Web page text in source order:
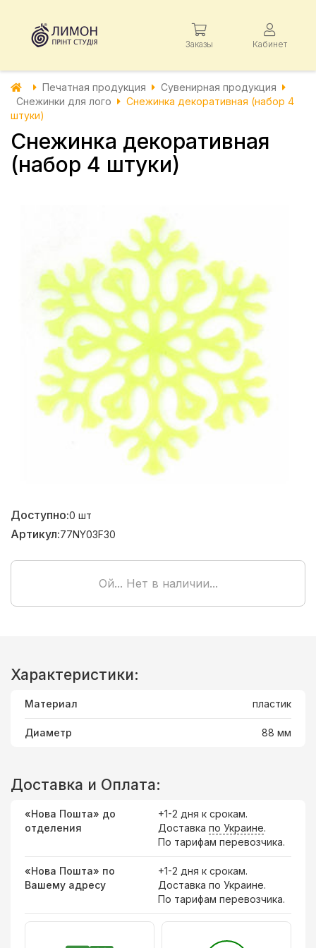
Заказы Кабинет
Печатная продукция
Сувенирная продукция
Снежинки для лого
Снежинка декоративная (набор 4
штуки)
Снежинка декоративная
(набор 4 штуки)
Доступно:0 шт
Артикул:77NY03F30
Ой... Нет в наличии...
Характеристики:
Материал пластик
Диаметр 88 мм
Доставка и Оплата:
«Нова Пошта» до
отделения
+1-2 дня к срокам.
Доставка по Украине.
По тарифам перевозчика.
«Нова Пошта» по
Вашему адресу
+1-2 дня к срокам.
Доставка по Украине.
По тарифам перевозчика.